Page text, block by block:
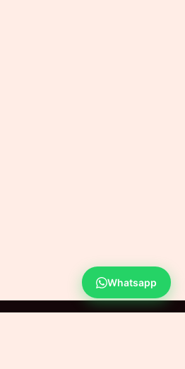
Whatsapp